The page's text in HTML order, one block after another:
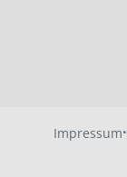
Impressum·